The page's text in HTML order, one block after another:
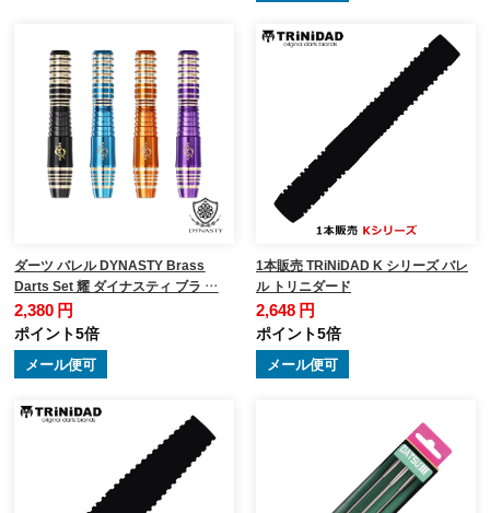
ダーツ バレル DYNASTY Brass
Darts Set 耀 ダイナスティ ブラ …
2,380 円
ポイント5倍
メール便可
1本販売 TRiNiDAD K シリーズ バレ
ル トリニダード
2,648 円
ポイント5倍
メール便可